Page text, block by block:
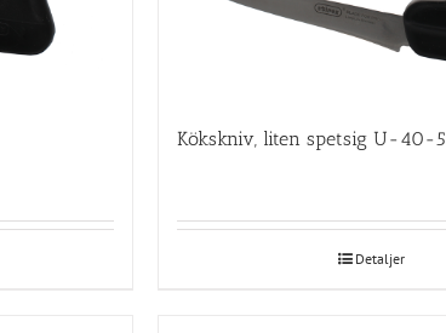
Kökskniv, liten spetsig U-40-5
Detaljer